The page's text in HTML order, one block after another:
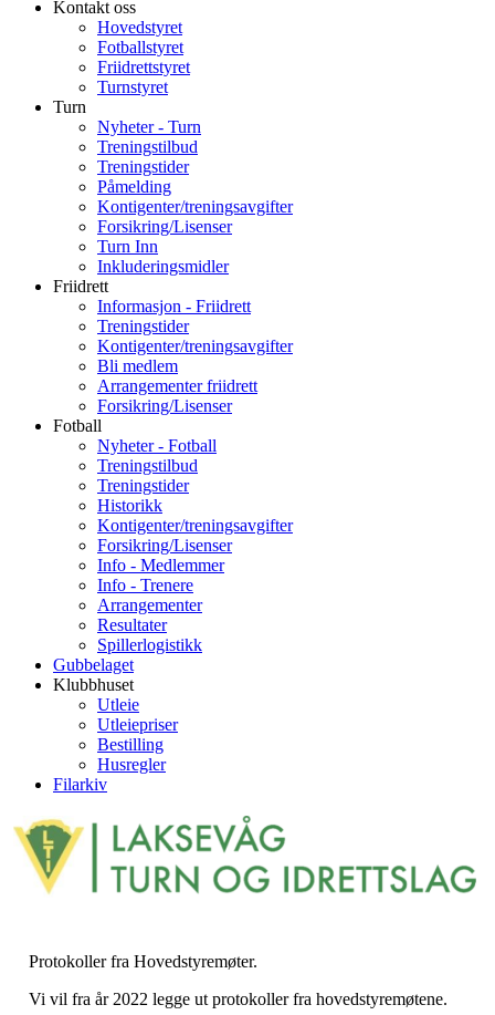
Kontakt oss
Hovedstyret
Fotballstyret
Friidrettstyret
Turnstyret
Turn
Nyheter - Turn
Treningstilbud
Treningstider
Påmelding
Kontigenter/treningsavgifter
Forsikring/Lisenser
Turn Inn
Inkluderingsmidler
Friidrett
Informasjon - Friidrett
Treningstider
Kontigenter/treningsavgifter
Bli medlem
Arrangementer friidrett
Forsikring/Lisenser
Fotball
Nyheter - Fotball
Treningstilbud
Treningstider
Historikk
Kontigenter/treningsavgifter
Forsikring/Lisenser
Info - Medlemmer
Info - Trenere
Arrangementer
Resultater
Spillerlogistikk
Gubbelaget
Klubbhuset
Utleie
Utleiepriser
Bestilling
Husregler
Filarkiv
Protokoller fra Hovedstyremøter.
Vi vil fra år 2022 legge ut protokoller fra hovedstyremøtene.